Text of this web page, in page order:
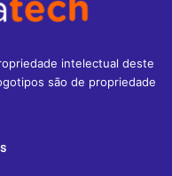
intelectual deste
são de propriedade